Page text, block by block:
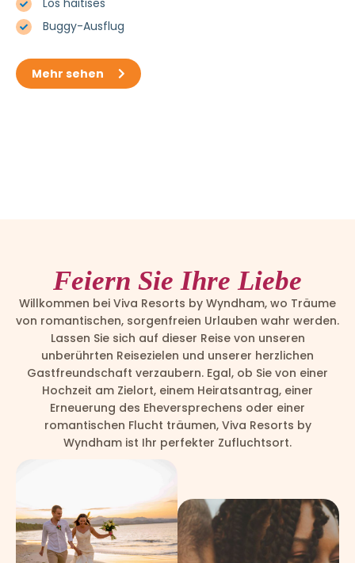
Los haitises
Buggy-Ausflug
Mehr sehen
Feiern Sie Ihre Liebe
Willkommen bei Viva Resorts by Wyndham, wo Träume
von romantischen, sorgenfreien Urlauben wahr werden.
Lassen Sie sich auf dieser Reise von unseren
unberührten Reisezielen und unserer herzlichen
Gastfreundschaft verzaubern. Egal, ob Sie von einer
Hochzeit am Zielort, einem Heiratsantrag, einer
Erneuerung des Eheversprechens oder einer
romantischen Flucht träumen, Viva Resorts by
Wyndham ist Ihr perfekter Zufluchtsort.